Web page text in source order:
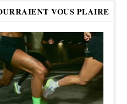
VOUS PLAIRE